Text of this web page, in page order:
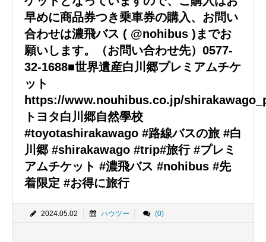
早めに商品券つき乗車券の購入、お問い
合わせは濃飛バス ( @nohibus )までお
願いします。（お問い合わせ先）0577-
32-1688■世界遺産白川郷プレミアムチケ
ット
https://www.nouhibus.co.jp/
トヨタ白川郷自然學校
#toyotashirakawago #路線バスの旅 #白
川郷 #shirakawago #trip#旅行 #プレミ
アムチケット #濃飛バス #nohibus #先
着限定 #お得に旅行
2024.05.02 ハウツー (0)